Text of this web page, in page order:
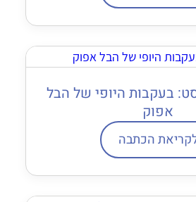
בעקבות היופי של הבל
אפוק
הכתבה